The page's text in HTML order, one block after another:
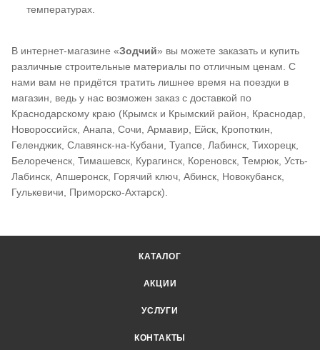
температурах.
В интернет-магазине «Зодчий» вы можете заказать и купить
различные строительные материалы по отличным ценам. С
нами вам не придётся тратить лишнее время на поездки в
магазин, ведь у нас возможен заказ с доставкой по
Краснодарскому краю (Крымск и Крымский район, Краснодар,
Новороссийск, Анапа, Сочи, Армавир, Ейск, Кропоткин,
Геленджик, Славянск-на-Кубани, Туапсе, Лабинск, Тихорецк,
Белореченск, Тимашевск, Курагинск, Кореновск, Темрюк, Усть-
Лабинск, Апшеронск, Горячий ключ, Абинск, Новокубанск,
Гулькевичи, Приморско-Ахтарск).
КАТАЛОГ
АКЦИИ
УСЛУГИ
КОНТАКТЫ